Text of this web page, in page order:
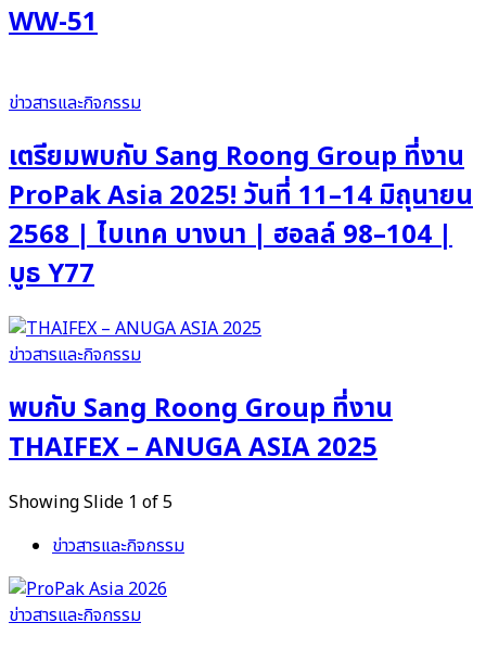
WW-51
ข่าวสารและกิจกรรม
เตรียมพบกับ Sang Roong Group ที่งาน
ProPak Asia 2025! วันที่ 11–14 มิถุนายน
2568 | ไบเทค บางนา | ฮอลล์ 98–104 |
บูธ Y77
ข่าวสารและกิจกรรม
พบกับ Sang Roong Group ที่งาน
THAIFEX – ANUGA ASIA 2025
Showing Slide 1 of 5
ข่าวสารและกิจกรรม
ข่าวสารและกิจกรรม